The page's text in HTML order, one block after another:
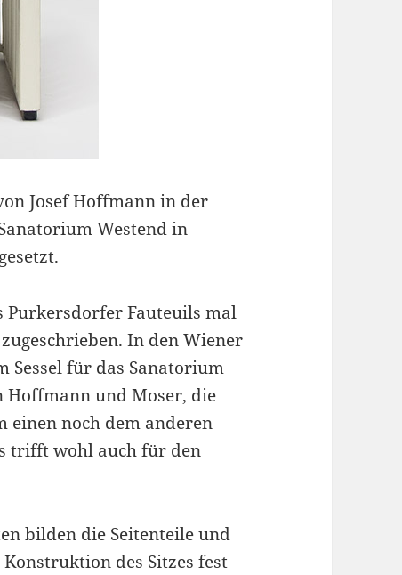
Josef Hoffmann in der
Westend in
Fauteuils mal
In den Wiener
Sessel für das Sanatorium
Hoffmann und Moser, die
einen noch dem anderen
trifft wohl auch für den
bilden die Seitenteile und
Konstruktion des Sitzes fest